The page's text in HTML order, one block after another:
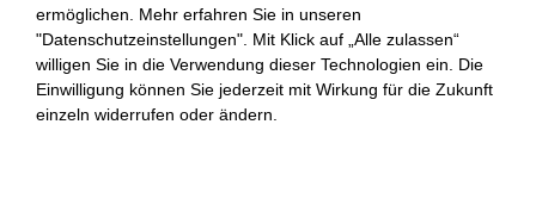
ermöglichen. Mehr erfahren Sie in unseren
"Datenschutzeinstellungen". Mit Klick auf „Alle zulassen“
willigen Sie in die Verwendung dieser Technologien ein. Die
Einwilligung können Sie jederzeit mit Wirkung für die Zukunft
einzeln widerrufen oder ändern.